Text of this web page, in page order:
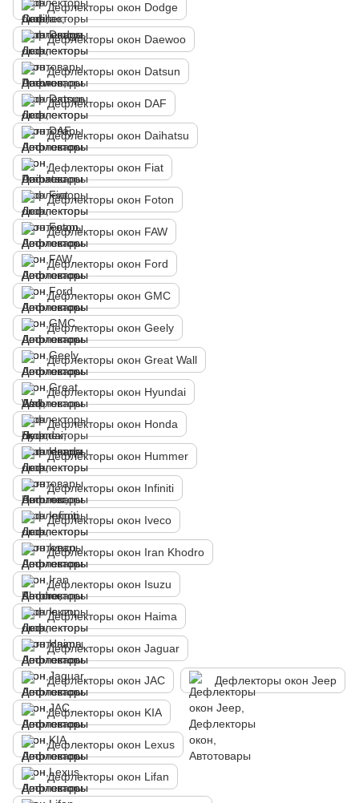
Дефлекторы окон Dodge
Дефлекторы окон Daewoo
Дефлекторы окон Datsun
Дефлекторы окон DAF
Дефлекторы окон Daihatsu
Дефлекторы окон Fiat
Дефлекторы окон Foton
Дефлекторы окон FAW
Дефлекторы окон Ford
Дефлекторы окон GMC
Дефлекторы окон Geely
Дефлекторы окон Great Wall
Дефлекторы окон Hyundai
Дефлекторы окон Honda
Дефлекторы окон Hummer
Дефлекторы окон Infiniti
Дефлекторы окон Iveco
Дефлекторы окон Iran Khodro
Дефлекторы окон Isuzu
Дефлекторы окон Haima
Дефлекторы окон Jaguar
Дефлекторы окон JAC Дефлекторы окон Jeep
Дефлекторы окон KIA
Дефлекторы окон Lexus
Дефлекторы окон Lifan